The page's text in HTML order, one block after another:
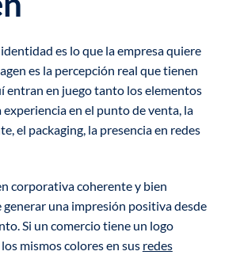
es lo que la empresa quiere
es la percepción real que tienen
entran en juego tanto los elementos
experiencia en el punto de venta, la
el packaging, la presencia en redes
corporativa coherente y bien
una impresión positiva desde
Si un comercio tiene un logo
mismos colores en sus redes